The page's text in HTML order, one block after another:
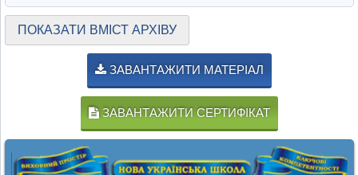
ПОКАЗАТИ ВМІСТ АРХІВУ
ЗАВАНТАЖИТИ МАТЕРІАЛ
ЗАВАНТАЖИТИ СЕРТИФІКАТ